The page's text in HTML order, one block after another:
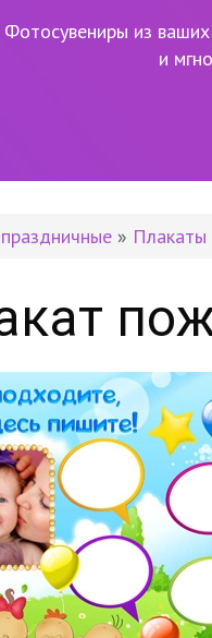
Фотосувениры из
и
»